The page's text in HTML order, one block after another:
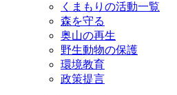
くまもりの活動一覧
森を守る
奥山の再生
野生動物の保護
環境教育
政策提言